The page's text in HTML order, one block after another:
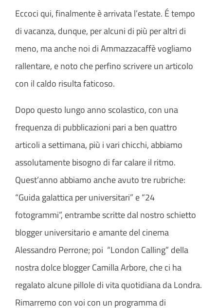
Eccoci qui, finalmente è arrivata l’estate. É tempo
di vacanza, dunque, per alcuni di più per altri di
meno, ma anche noi di Ammazzacaffè vogliamo
rallentare, e noto che perfino scrivere un articolo
con il caldo risulta faticoso.
Dopo questo lungo anno scolastico, con una
frequenza di pubblicazioni pari a ben quattro
articoli a settimana, più i vari chicchi, abbiamo
assolutamente bisogno di far calare il ritmo.
Quest’anno abbiamo anche avuto tre rubriche:
“Guida galattica per universitari” e “24
fotogrammi”, entrambe scritte dal nostro schietto
blogger universitario e amante del cinema
Alessandro Perrone; poi “London Calling” della
nostra dolce blogger Camilla Arbore, che ci ha
regalato alcune pillole di vita quotidiana da Londra.
Rimarremo con voi con un programma di